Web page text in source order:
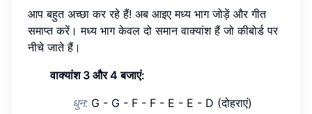
आप बहुत अच्छा कर रहे हैं! अब आइए मध्य भाग जोड़ें और गीत
समाप्त करें। मध्य भाग केवल दो समान वाक्यांश हैं जो कीबोर्ड पर
नीचे जाते हैं।
वाक्यांश 3 और 4 बजाएं:
धुन: G - G - F - F - E - E - D (दोहराएं)